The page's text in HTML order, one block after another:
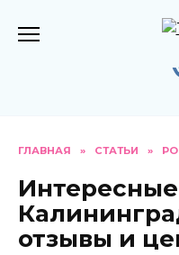
ГЛАВНАЯ » СТАТЬИ »
отзывы и